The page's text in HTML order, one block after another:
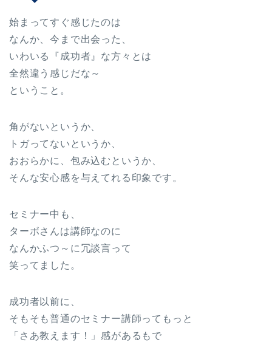
始まってすぐ感じたのは
なんか、今まで出会った、
いわいる『成功者』な方々とは
全然違う感じだな～
ということ。
角がないというか、
トガってないというか、
おおらかに、包み込むというか、
そんな安心感を与えてれる印象です。
セミナー中も、
ターボさんは講師なのに
なんかふつ～に冗談言って
笑ってました。
成功者以前に、
そもそも普通のセミナー講師ってもっと
「さあ教えます！」感があるもで